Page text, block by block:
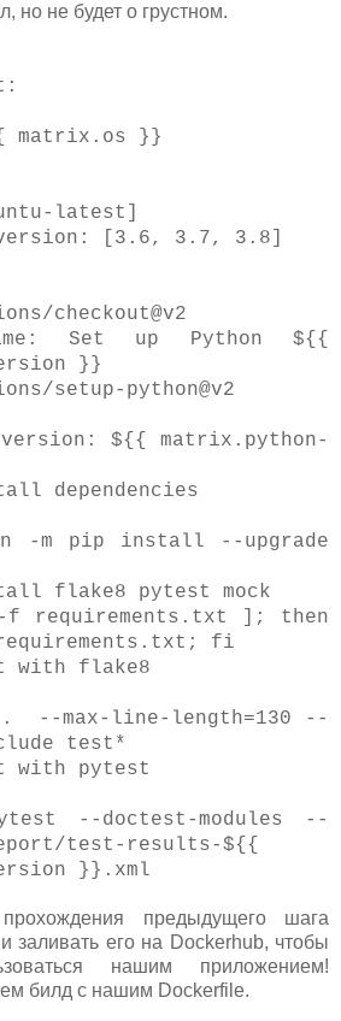
но не будет о грустном.
}}
latest]
[3.6, 3.7, 3.8]
checkout@v2
up Python ${{
}}
python@v2
${{ matrix.python-
dependencies
install --upgrade
pytest mock
]; then
fi
flake8
line-length=130 --
test*
pytest
modules --
test-results-${{
}}.xml
предыдущего шага
заливать его на Dockerhub, чтобы
нашим приложением!
билд с нашим Dockerfile.